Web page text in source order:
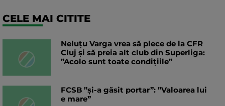
CELE MAI CITITE
Neluțu Varga vrea să plece de la CFR
Cluj și să preia alt club din Superliga:
”Acolo sunt toate condițiile”
FCSB ”și-a găsit portar”: ”Valoarea lui
e mare”